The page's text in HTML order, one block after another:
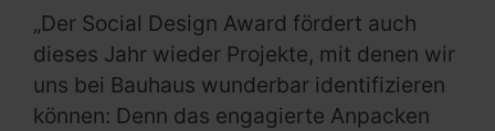
„Der Social Design Award fördert auch
dieses Jahr wieder Projekte, mit denen wir
uns bei Bauhaus wunderbar identifizieren
können: Denn das engagierte Anpacken